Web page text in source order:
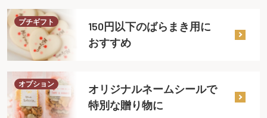
プチギフト
150円以下のばらまき用に
おすすめ
オプション
オリジナルネームシールで
特別な贈り物に